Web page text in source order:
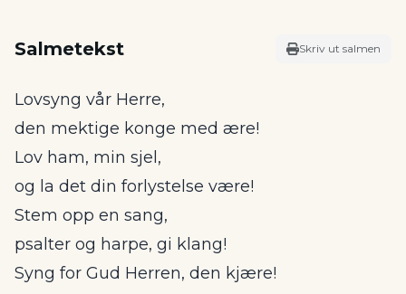
Salmetekst Skriv ut salmen
Lovsyng vår Herre,
den mektige konge med ære!
Lov ham, min sjel,
og la det din forlystelse være!
Stem opp en sang,
psalter og harpe, gi klang!
Syng for Gud Herren, den kjære!